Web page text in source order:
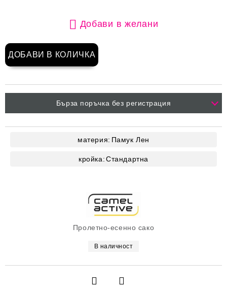
Пролетно-есенно сако
В наличност
Добави в желани
Бърза поръчка без регистрация
материя: Памук Лен
кройка:Стандартна